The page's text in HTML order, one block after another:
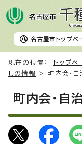
名古屋市 トップペ
現在の位置： トップペ
しの情報
> 町内会・自
町内会・自